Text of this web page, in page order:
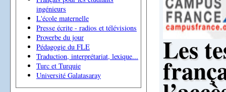
ingénieurs
L'école maternelle
Presse écrite - radios et télévisions
Proverbe du jour
Pédagogie du FLE
Traduction, interprétariat, lexique...
Turc et Turquie
Université Galatasaray
Les